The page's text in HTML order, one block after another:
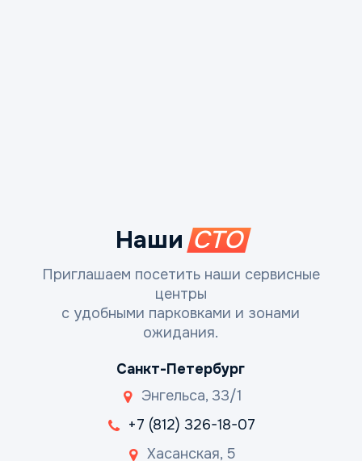
Наши СТО
Приглашаем посетить наши сервисные
центры
с удобными парковками и зонами
ожидания.
Санкт-Петербург
Энгельса, 33/1
+7 (812) 326-18-07
Хасанская, 5